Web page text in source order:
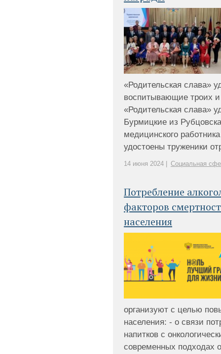
«Родительская слава»
воспитывающие троих
«Родительская слава»
Бурмицкие из
медицинского
удостоены труженики
14 июня 2024 | Социальная
Потребление
факторов
населения
организуют с целью
населения: - о связи
напитков с
современных подходах